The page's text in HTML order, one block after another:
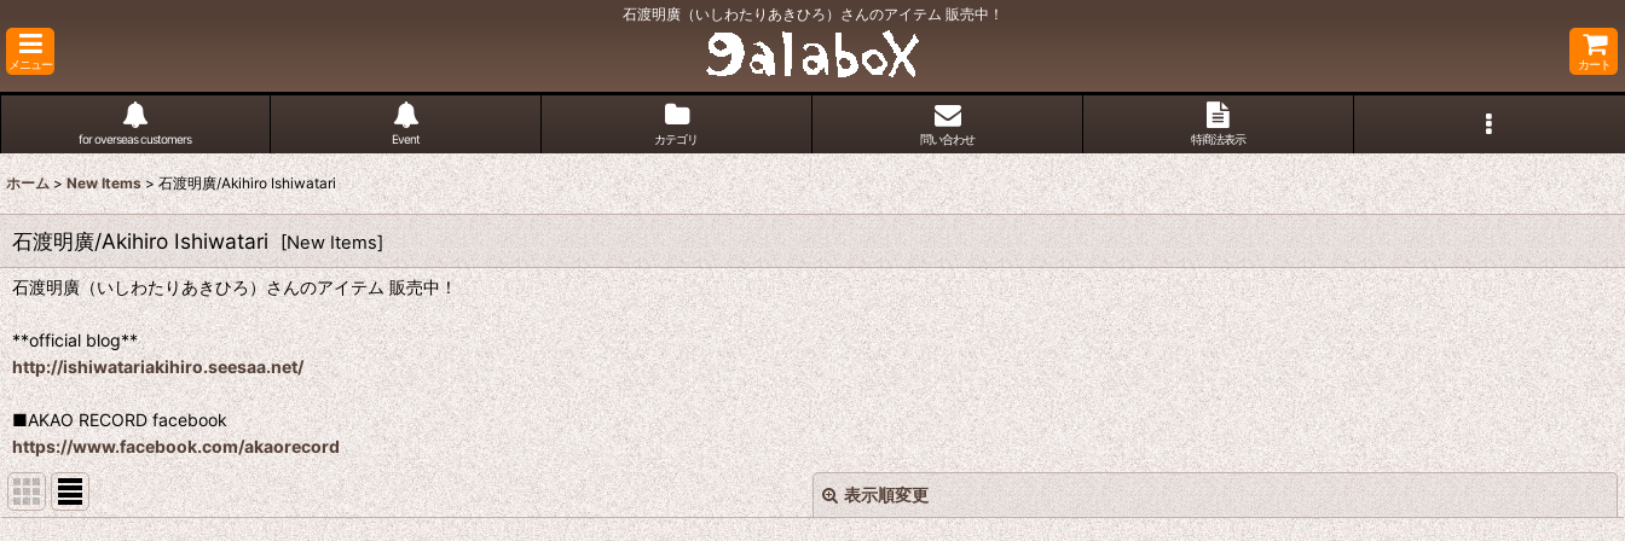
石渡明廣（いしわたりあきひろ）さんのアイテム 販売中！
メニュー カート
for overseas customers Event カテゴリ 問い合わせ 特商法表示
ホーム > New Items > 石渡明廣/Akihiro Ishiwatari
石渡明廣/Akihiro Ishiwatari [New Items]
石渡明廣（いしわたりあきひろ）さんのアイテム 販売中！
**official blog**
http://ishiwatariakihiro.seesaa.net/
■AKAO RECORD facebook
https://www.facebook.com/akaorecord
表示順変更 閉じる